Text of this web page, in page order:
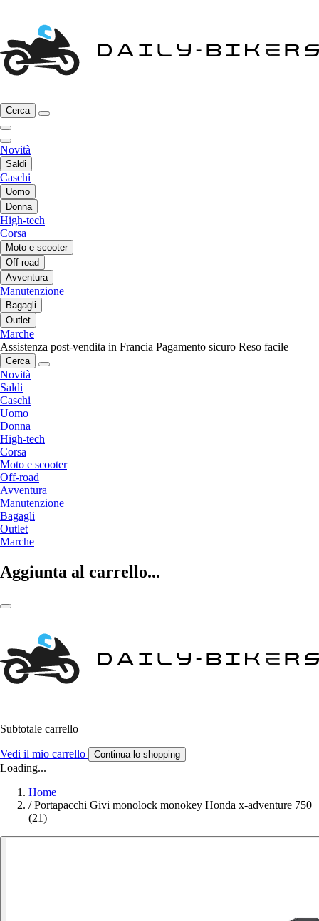
Cerca
Novità
Saldi
Caschi
Uomo
Donna
High-tech
Corsa
Moto e scooter
Off-road
Avventura
Manutenzione
Bagagli
Outlet
Marche
Assistenza post-vendita in Francia Pagamento sicuro Reso facile
Cerca
Novità
Saldi
Caschi
Uomo
Donna
High-tech
Corsa
Moto e scooter
Off-road
Avventura
Manutenzione
Bagagli
Outlet
Marche
Aggiunta al carrello...
Subtotale carrello
Vedi il mio carrello Continua lo shopping
Loading...
Home
/ Portapacchi Givi monolock monokey Honda x-adventure 750
(21)